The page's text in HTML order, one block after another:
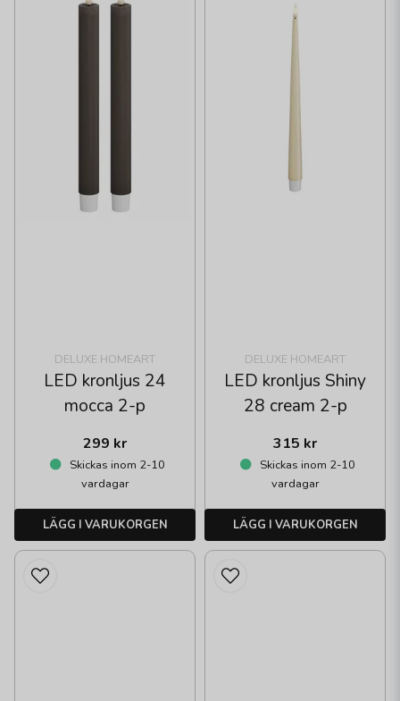
DELUXE HOMEART
LED kronljus 24
mocca 2-p
299 kr
Skickas inom 2-10
vardagar
LÄGG I VARUKORGEN
DELUXE HOMEART
LED kronljus Shiny
28 cream 2-p
315 kr
Skickas inom 2-10
vardagar
LÄGG I VARUKORGEN